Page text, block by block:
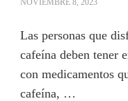
NOVIEMBRE 8, 2023
Las personas que
cafeína deben tener
con medicamentos
cafeína, …